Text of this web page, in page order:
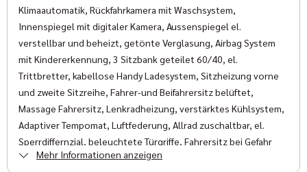
AUSSTATTUNG
Anzahl Sitzplätze
7
Innenfarbe
Schwarz
Isofix
✓ Multifunktionslenkrad
✓ LED-Scheinwerfer
✓ Servolenkung
Traktionskontrolle
Klimaautomatik, Rückfahrkamera mit Waschsystem,
Innenspiegel mit digitaler Kamera, Aussenspiegel el.
verstellbar und beheizt, getönte Verglasung, Airbag System
mit Kindererkennung, 3 Sitzbank geteilet 60/40, el.
Trittbretter, kabellose Handy Ladesystem, Sitzheizung vorne
und zweite Sitzreihe, Fahrer-und Beifahrersitz belüftet,
Massage Fahrersitz, Lenkradheizung, verstärktes Kühlsystem,
Adaptiver Tempomat, Luftfederung, Allrad zuschaltbar, el.
Sperrdiffernzial, beleuchtete Türgriffe, Fahrersitz bei Gefahr
pulsierend, Bremsverschleißanzeige, Anhänger Bremskontroll-
Mehr Informationen anzeigen